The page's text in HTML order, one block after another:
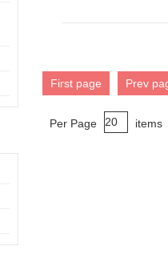
First page Prev
Per Page items